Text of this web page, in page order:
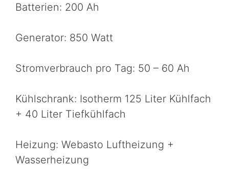
Batterien: 200 Ah
Generator: 850 Watt
Stromverbrauch pro Tag: 50 – 60 Ah
Kühlschrank: Isotherm 125 Liter Kühlfach
+ 40 Liter Tiefkühlfach
Heizung: Webasto Luftheizung +
Wasserheizung